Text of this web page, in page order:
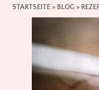
STARTSEITE » BLOG »